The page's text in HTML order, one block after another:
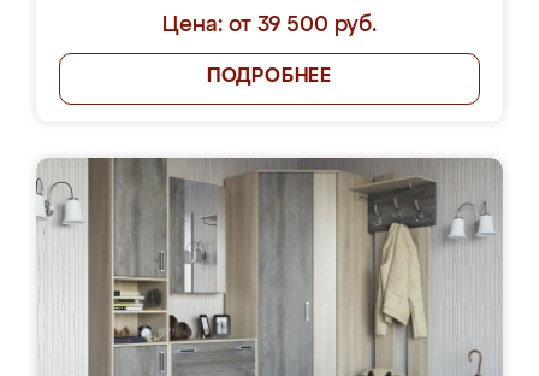
Цена: от 39 500 руб.
ПОДРОБНЕЕ